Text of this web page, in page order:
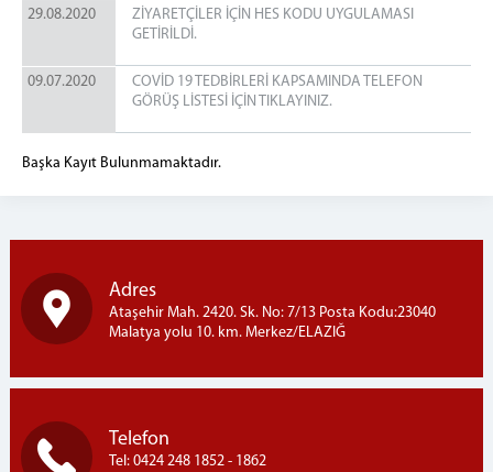
29.08.2020
ZİYARETÇİLER İÇİN HES KODU UYGULAMASI
GETİRİLDİ.
09.07.2020
COVİD 19 TEDBİRLERİ KAPSAMINDA TELEFON
GÖRÜŞ LİSTESİ İÇİN TIKLAYINIZ.
Başka Kayıt Bulunmamaktadır.
Adres
Ataşehir Mah. 2420. Sk. No: 7/13 Posta Kodu:23040
Malatya yolu 10. km. Merkez/ELAZIĞ
Telefon
Tel: 0424 248 1852 - 1862